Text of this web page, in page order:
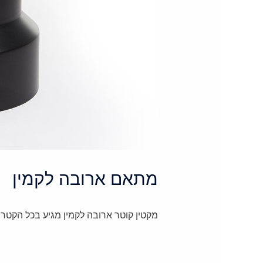
מתאם ארובה לקמין
מקטין קוטר ארובה לקמין מגיע בכל